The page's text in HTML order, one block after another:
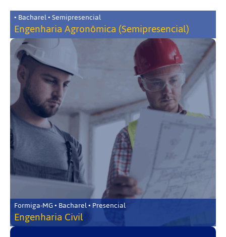
• Bacharel • Semipresencial
Engenharia Agronômica (Semipresencial)
Formiga-MG • Bacharel • Presencial
Engenharia Civil